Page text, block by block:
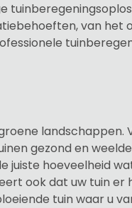
van het
landschappen.
gezond en
hoeveelheid
ook dat uw tuin er
tuin waar u